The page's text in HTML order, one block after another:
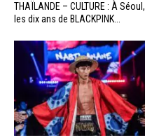
THAÏLANDE – CULTURE : À Séoul,
les dix ans de BLACKPINK...